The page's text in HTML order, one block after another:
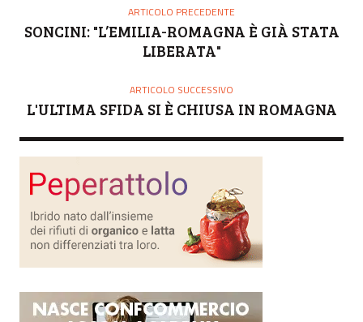
R
ARTICOLO PRECEDENTE
SONCINI: "L’EMILIA-ROMAGNA È GIÀ STATA
LIBERATA"
ARTICOLO SUCCESSIVO
L'ULTIMA SFIDA SI È CHIUSA IN ROMAGNA